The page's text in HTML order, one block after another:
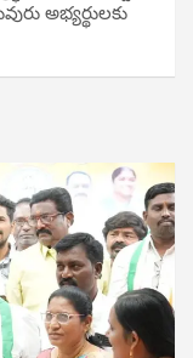
అభ్యర్థులకు